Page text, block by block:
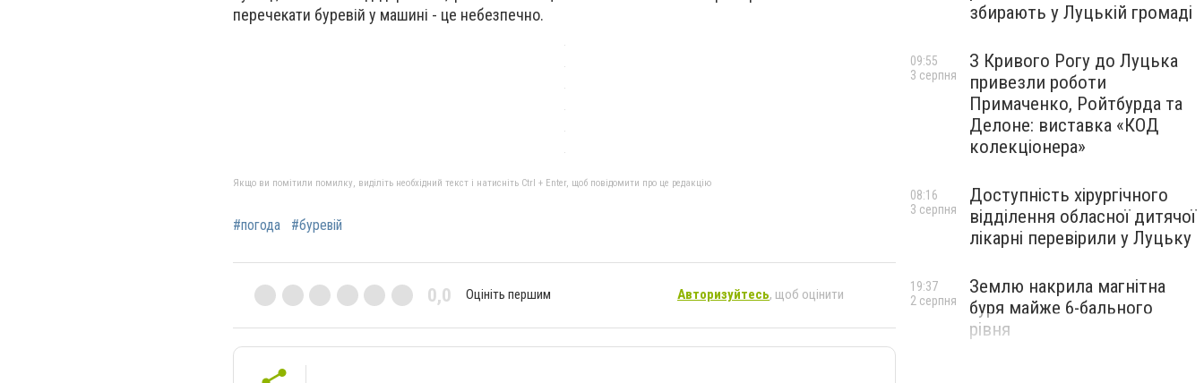
перечекати буревій у машині - це небезпечно.
Якщо ви помітили помилку, виділіть необхідний текст і натисніть Ctrl + Enter, щоб повідомити про це редакцію
#погода #буревій
0,0 Оцініть першим Авторизуйтесь, щоб оцінити
збирають у Луцькій громаді
З Кривого Рогу до Луцька
привезли роботи
Примаченко, Ройтбурда та
Делоне: виставка «КОД
колекціонера»
09:55
3 серпня
Доступність хірургічного
відділення обласної дитячої
лікарні перевірили у Луцьку
08:16
3 серпня
Землю накрила магнітна
буря майже 6-бального
рівня
19:37
2 серпня